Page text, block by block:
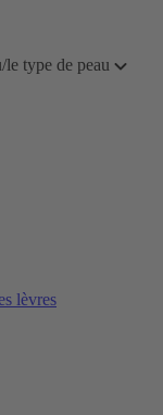
le type de peau
lèvres